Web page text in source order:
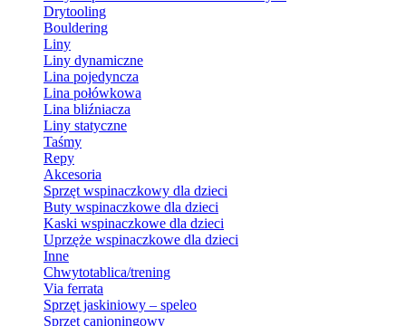
Drytooling
Bouldering
Liny
Liny dynamiczne
Lina pojedyncza
Lina połówkowa
Lina bliźniacza
Liny statyczne
Taśmy
Repy
Akcesoria
Sprzęt wspinaczkowy dla dzieci
Buty wspinaczkowe dla dzieci
Kaski wspinaczkowe dla dzieci
Uprzęże wspinaczkowe dla dzieci
Inne
Chwytotablica/trening
Via ferrata
Sprzęt jaskiniowy – speleo
Sprzęt canioningowy